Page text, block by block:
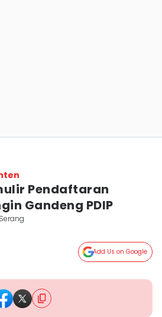
Pendaftaran
Gandeng PDIP
Add Us on Google